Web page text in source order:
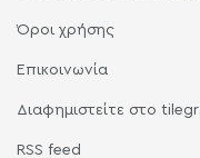
Όροι χρήσης
Επικοινωνία
Διαφημιστείτε στο
RSS feed